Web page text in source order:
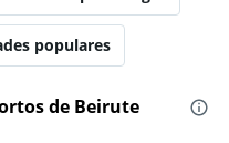
populares
de Beirute